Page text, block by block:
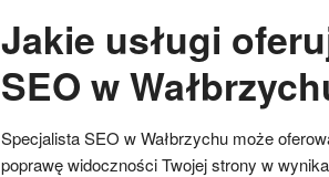
Jakie usługi
SEO w
Specjalista SEO w Wałbrzychu może
poprawę widoczności Twojej strony w